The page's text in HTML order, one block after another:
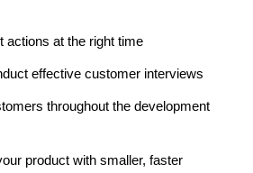
actions at the right time
effective customer interviews
throughout the development
product with smaller, faster